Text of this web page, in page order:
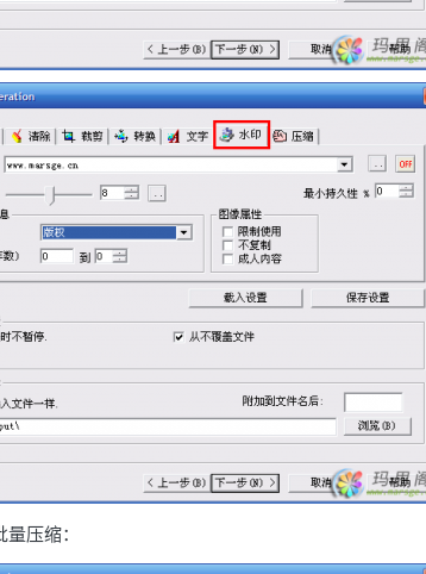
压缩：